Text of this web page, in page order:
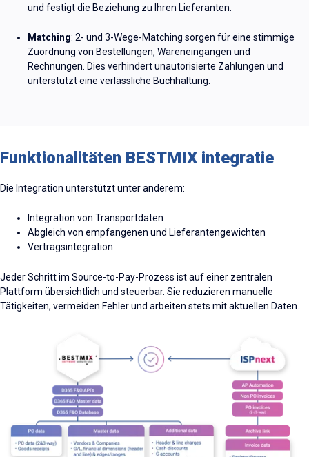
und festigt die Beziehung zu Ihren Lieferanten.
Matching: 2- und 3-Wege-Matching sorgen für eine stimmige
Zuordnung von Bestellungen, Wareneingängen und
Rechnungen. Dies verhindert unautorisierte Zahlungen und
unterstützt eine verlässliche Buchhaltung.
Funktionalitäten BESTMIX integratie
Die Integration unterstützt unter anderem:
Integration von Transportdaten
Abgleich von empfangenen und Lieferantengewichten
Vertragsintegration
Jeder Schritt im Source-to-Pay-Prozess ist auf einer zentralen
Plattform übersichtlich und steuerbar. Sie reduzieren manuelle
Tätigkeiten, vermeiden Fehler und arbeiten stets mit aktuellen Daten.